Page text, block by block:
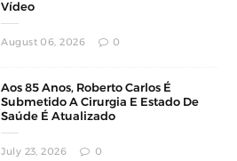
Vídeo
August 06, 2026 0
Aos 85 Anos, Roberto Carlos É
Submetido A Cirurgia E Estado De
Saúde É Atualizado
July 23, 2026 0